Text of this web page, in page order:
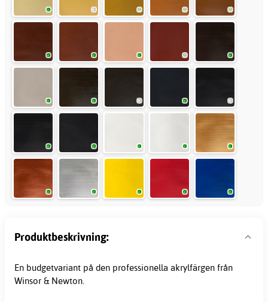
Produktbeskrivning:
En budgetvariant på den professionella akrylfärgen från
Winsor & Newton.